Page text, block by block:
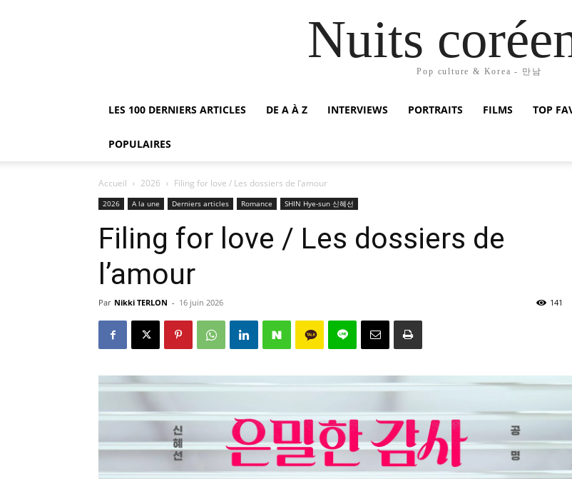
Nuits
Pop culture & Korea - 만남
LES 100 DERNIERS ARTICLES DE A À Z INTERVIEWS PORTRAITS FILMS TOP
POPULAIRES
Accueil 2026 Filing for love / Les dossiers de l’amour
2026 A la une Derniers articles Romance SHIN Hye-sun 신혜선
Filing for love / Les dossiers de
l’amour
Par Nikki TERLON - 16 juin 2026 141